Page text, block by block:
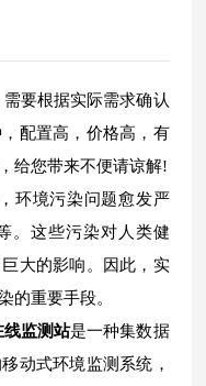
要根据实际需求确认
配置高，价格高，有
给您带来不便请谅解!
环境污染问题愈发严
。这些污染对人类健
大的影响。因此，实
的重要手段。
线监测站是一种集数据
动式环境监测系统，